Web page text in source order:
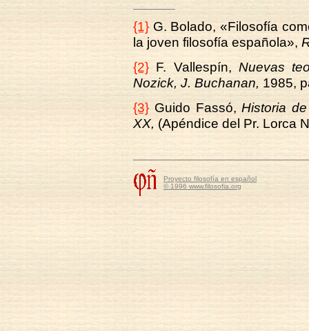
{1} G. Bolado, «Filosofía
la joven filosofía española»,
{2} F. Vallespín, Nuevas
Nozick, J. Buchanan, 1985,
{3} Guido Fassó,Historia
XX, (Apéndice del Pr. Lorca
Proyecto filosofía en español
© 1996 www.filosofia.org